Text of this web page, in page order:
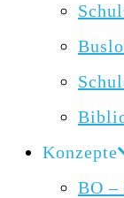
Konzepte
BO